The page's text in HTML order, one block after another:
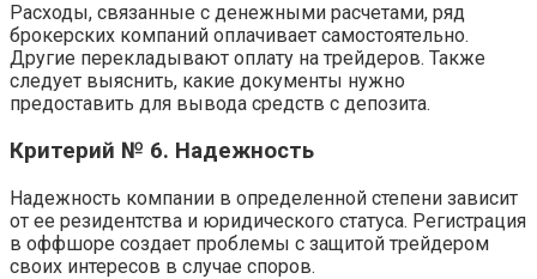
Расходы, связанные с денежными расчетами, ряд
брокерских компаний оплачивает самостоятельно.
Другие перекладывают оплату на трейдеров. Также
следует выяснить, какие документы нужно
предоставить для вывода средств с депозита.
Критерий № 6. Надежность
Надежность компании в определенной степени зависит
от ее резидентства и юридического статуса. Регистрация
в оффшоре создает проблемы с защитой трейдером
своих интересов в случае споров.